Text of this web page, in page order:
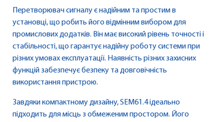
Перетворювач сигналу є надійним та простим в
установці, що робить його відмінним вибором для
промислових додатків. Він має високий рівень точності і
стабільності, що гарантує надійну роботу системи при
різних умовах експлуатації. Наявність різних захисних
функцій забезпечує безпеку та довговічність
використання пристрою.
Завдяки компактному дизайну, SEM61.4 ідеально
підходить для місць з обмеженим простором. Його